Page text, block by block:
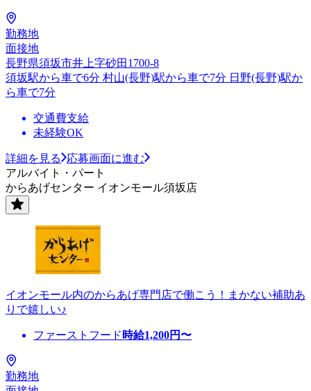
勤務地
面接地
長野県須坂市井上字砂田1700-8
須坂駅から車で6分 村山(長野)駅から車で7分 日野(長野)駅か
ら車で7分
交通費支給
未経験OK
詳細を見る
応募画面に進む
アルバイト・パート
からあげセンター イオンモール須坂店
イオンモール内のからあげ専門店で働こう！まかない補助あ
りで嬉しい♪
ファーストフード 時給1,200円〜
勤務地